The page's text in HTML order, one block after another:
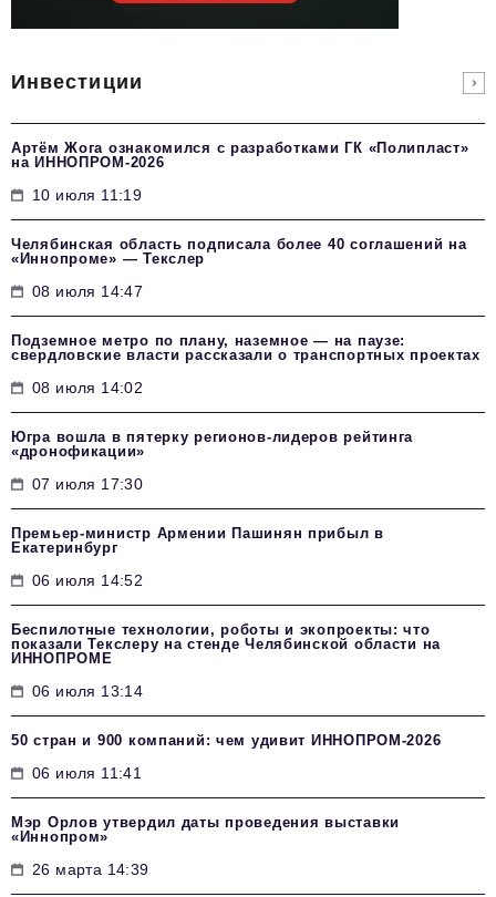
Инвестиции
Артём Жога ознакомился с разработками ГК «Полипласт»
на ИННОПРОМ-2026
10 июля 11:19
Челябинская область подписала более 40 соглашений на
«Иннопроме» — Текслер
08 июля 14:47
Подземное метро по плану, наземное — на паузе:
свердловские власти рассказали о транспортных проектах
08 июля 14:02
Югра вошла в пятерку регионов-лидеров рейтинга
«дронофикации»
07 июля 17:30
Премьер-министр Армении Пашинян прибыл в
Екатеринбург
06 июля 14:52
Беспилотные технологии, роботы и экопроекты: что
показали Текслеру на стенде Челябинской области на
ИННОПРОМЕ
06 июля 13:14
50 стран и 900 компаний: чем удивит ИННОПРОМ‑2026
06 июля 11:41
Мэр Орлов утвердил даты проведения выставки
«Иннопром»
26 марта 14:39